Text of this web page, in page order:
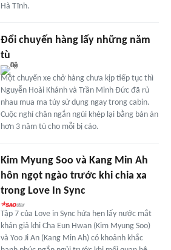
Hà Tĩnh.
Đổi chuyến hàng lấy những năm
tù
Một chuyến xe chở hàng chưa kịp tiếp tục thì
Nguyễn Hoài Khánh và Trần Minh Đức đã rủ
nhau mua ma túy sử dụng ngay trong cabin.
Cuộc nghỉ chân ngắn ngủi khép lại bằng bản án
hơn 3 năm tù cho mỗi bị cáo.
Kim Myung Soo và Kang Min Ah
hôn ngọt ngào trước khi chia xa
trong Love In Sync
Tập 7 của Love in Sync hứa hẹn lấy nước mắt
khán giả khi Cha Eun Hwan (Kim Myung Soo)
và Yoo Ji An (Kang Min Ah) có khoảnh khắc